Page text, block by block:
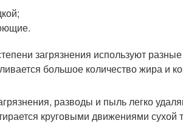
загрязнения используют
большое количество жира и
разводы и пыль легко
круговыми движениями сухой